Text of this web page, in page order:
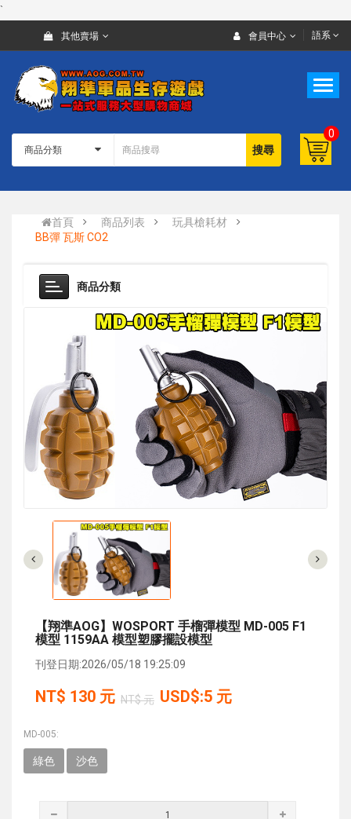
`
其他賣場 會員中心 語系
搜尋
0
首頁 商品列表
玩具槍耗材
BB彈 瓦斯 CO2
商品分類
【翔準AOG】WOSPORT 手榴彈模型 MD-005 F1
模型 1159AA 模型塑膠擺設模型
刊登日期:2026/05/18 19:25:09
NT$ 130 元 NT$ 元 USD$:5 元
MD-005:
綠色 沙色